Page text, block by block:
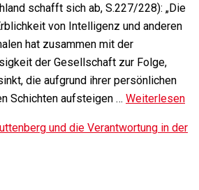
schafft sich ab, S.227/228): „Die
von Intelligenz und anderen
hat zusammen mit der
der Gesellschaft zur Folge,
die aufgrund ihrer persönlichen
Schichten aufsteigen … Weiterlesen